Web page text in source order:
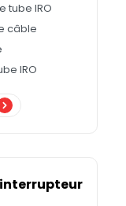
tube IRO
câble
IRO
interrupteur